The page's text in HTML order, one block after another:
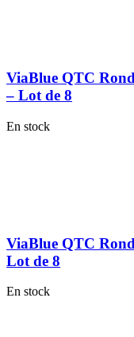
ViaBlue QTC
– Lot de 8
En stock
ViaBlue QTC
Lot de 8
En stock